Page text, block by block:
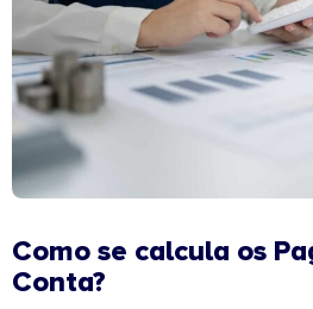
Como se calcula os
Conta?